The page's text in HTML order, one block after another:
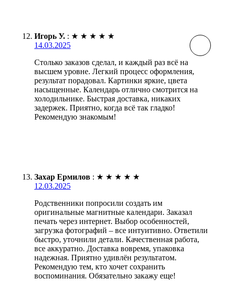
Игорь У. : ★ ★ ★ ★ ★
14.03.2025
Столько заказов сделал, и каждый раз всё на
высшем уровне. Легкий процесс оформления,
результат порадовал. Картинки яркие, цвета
насыщенные. Календарь отлично смотрится на
холодильнике. Быстрая доставка, никаких
задержек. Приятно, когда всё так гладко!
Рекомендую знакомым!
Захар Ермилов : ★ ★ ★ ★ ★
12.03.2025
Родственники попросили создать им
оригинальные магнитные календари. Заказал
печать через интернет. Выбор особенностей,
загрузка фотографий – все интуитивно. Ответили
быстро, уточнили детали. Качественная работа,
все аккуратно. Доставка вовремя, упаковка
надежная. Приятно удивлён результатом.
Рекомендую тем, кто хочет сохранить
воспоминания. Обязательно закажу еще!